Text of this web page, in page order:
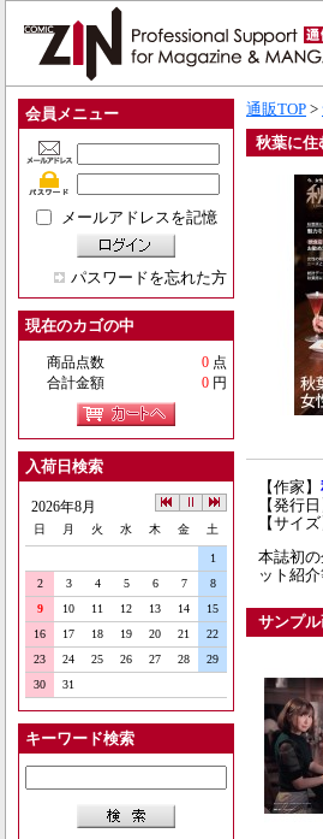
会員メニュー
メールアドレスを記憶
パスワードを忘れた方
現在のカゴの中
商品点数 0 点
合計金額
0 円
入荷日検索
2026年8月
日 月 火 水 木 金 土
1
2
3 4 5 6 7
8
9
10 11 12 13 14
15
16
17 18 19 20 21
22
23
24 25 26 27 28
29
30
31
キーワード検索
通販TOP >
秋葉に住
【作家】
【発行
【サイ
本誌初
ット紹
サンプ